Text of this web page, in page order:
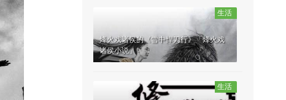
生活
烽火戏诸侯的《雪中悍刀行》「烽火戏
诸侯小说」
生活